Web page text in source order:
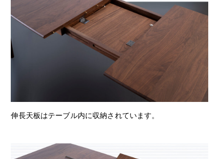
伸長天板はテーブル内に収納されています。